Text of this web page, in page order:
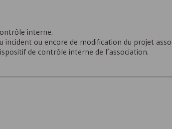
interne.
incident ou encore de modification du projet
de contrôle interne de l’association.